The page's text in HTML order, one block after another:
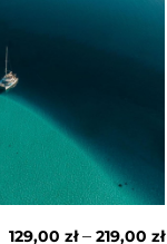
129,00zł–219,00zł